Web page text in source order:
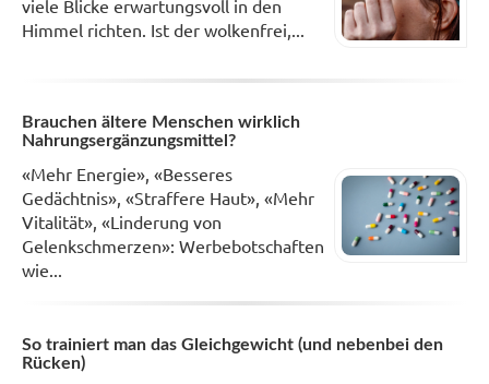
viele Blicke erwartungsvoll in den
Himmel richten. Ist der wolkenfrei,...
Brauchen ältere Menschen wirklich
Nahrungsergänzungsmittel?
«Mehr Energie», «Besseres
Gedächtnis», «Straffere Haut», «Mehr
Vitalität», «Linderung von
Gelenkschmerzen»: Werbebotschaften
wie...
So trainiert man das Gleichgewicht (und nebenbei den
Rücken)